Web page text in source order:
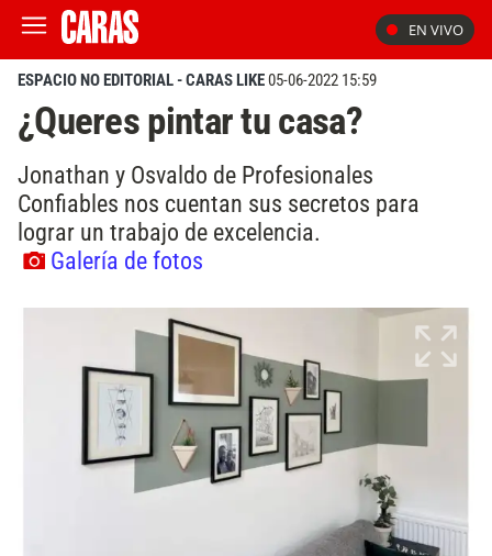
EN VIVO
ESPACIO NO EDITORIAL - CARAS LIKE05-06-2022 15:59
¿Queres pintar tu casa?
Jonathan y Osvaldo de Profesionales
Confiables nos cuentan sus secretos para
lograr un trabajo de excelencia.
Galería de fotos